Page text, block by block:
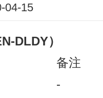
04-15
-DLDY）
备注
-